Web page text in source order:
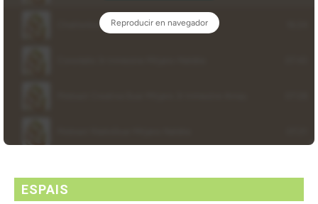
ESPAIS